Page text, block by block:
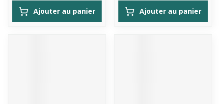
Ajouter au panier Ajouter au panier